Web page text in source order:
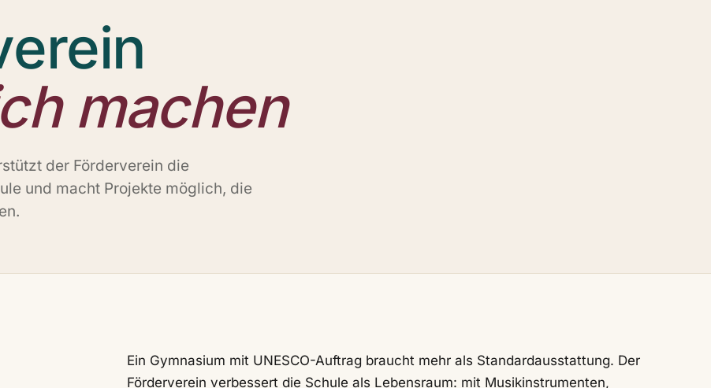
machen
der Förderverein die
und macht Projekte möglich, die
Ein Gymnasium mit UNESCO-Auftrag braucht mehr als Standardausstattung. Der
Förderverein verbessert die Schule als Lebensraum: mit Musikinstrumenten,